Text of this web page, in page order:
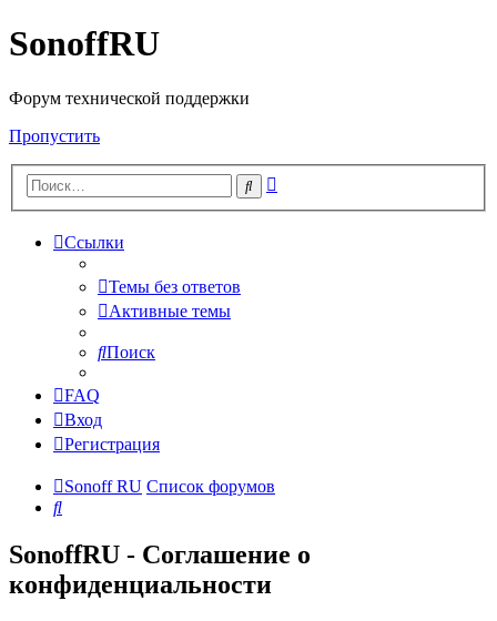
SonoffRU
Форум технической поддержки
Пропустить
Поиск
Ссылки
Темы без ответов
Активные темы
Поиск
FAQ
Вход
Регистрация
Sonoff RU Список форумов
Поиск
SonoffRU - Соглашение о
конфиденциальности